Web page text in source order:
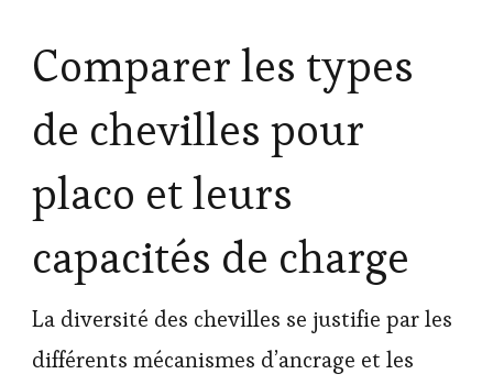
Comparer les types
de chevilles pour
placo et leurs
capacités de charge
La diversité des chevilles se justifie par les
différents mécanismes d’ancrage et les